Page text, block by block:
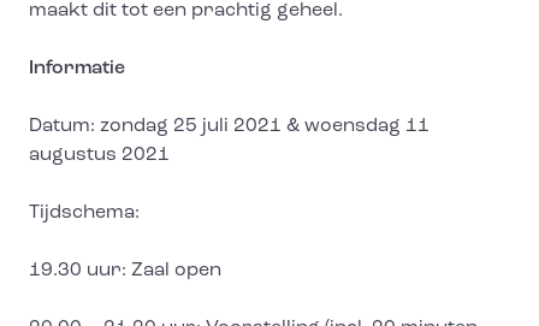
maakt dit tot een prachtig geheel.
Informatie
Datum: zondag 25 juli 2021 & woensdag 11
augustus 2021
Tijdschema:
19.30 uur: Zaal open